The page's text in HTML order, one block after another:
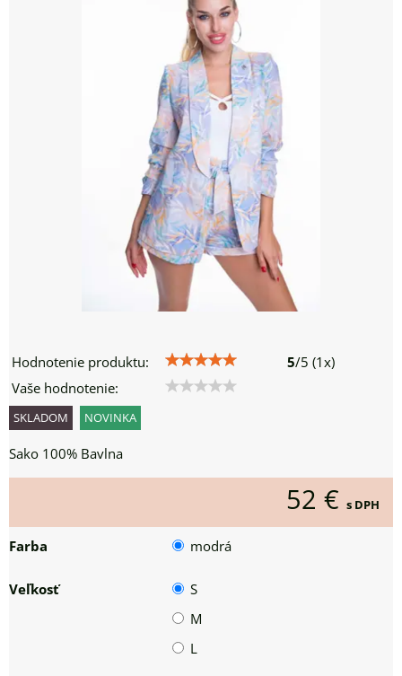
Hodnotenie produktu: 5/5 (1x)
Vaše hodnotenie:
SKLADOM NOVINKA
Sako 100% Bavlna
52 € s DPH
Farba modrá
Veľkosť
S
M
L